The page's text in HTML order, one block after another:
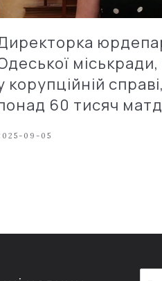
міськради,
корупційній
60 тисяч
09-05